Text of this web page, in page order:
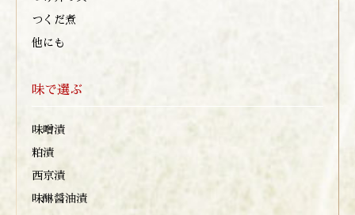
つくだ煮
他にも
味で選ぶ
味噌漬
粕漬
西京漬
味醂醤油漬